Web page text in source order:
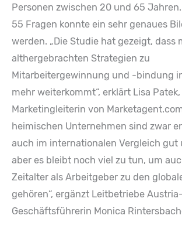
Personen zwischen 20 und 65
55 Fragen konnte ein sehr genaues
werden. „Die Studie hat gezeigt, dass
althergebrachten Strategien zu
Mitarbeitergewinnung und -bindung
mehr weiterkommt“, erklärt Lisa Patek,
Marketingleiterin von
heimischen Unternehmen sind zwar
auch im internationalen Vergleich gut
aber es bleibt noch viel zu tun, um
Zeitalter als Arbeitgeber zu den
gehören“, ergänzt Leitbetriebe Austria-
Geschäftsführerin Monica